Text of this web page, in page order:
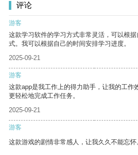
评论
游客
这款学习软件的学习方式非常灵活，可以根
式。我可以根据自己的时间安排学习进度。
2025-09-21
游客
这款app是我工作上的得力助手，让我的工作
更轻松地完成工作任务。
2025-09-21
游客
这款游戏的剧情非常感人，让我久久不能忘怀